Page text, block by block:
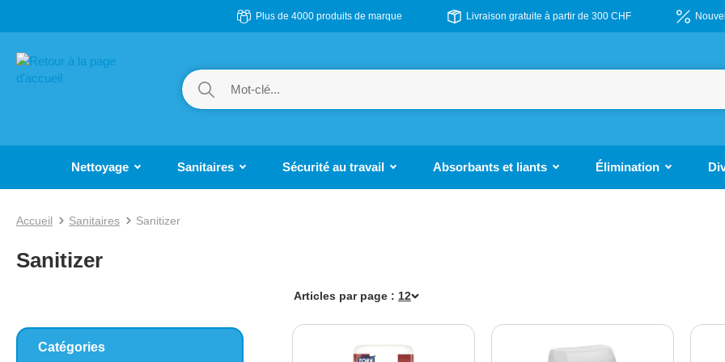
Plus de 4000 produits de marque Livraison gratuite à partir de 300 CHF
Nettoyage Sanitaires Sécurité au travail Absorbants et liants Élimination
Accueil Sanitaires Sanitizer
Sanitizer
Catégories
Articles par page :